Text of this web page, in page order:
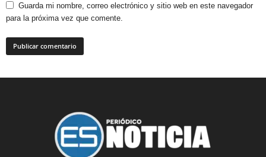
Guarda mi nombre, correo electrónico y sitio web en este navegador
para la próxima vez que comente.